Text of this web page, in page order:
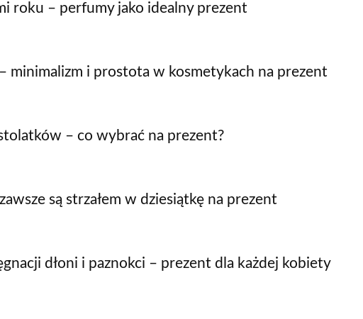
roku – perfumy jako idealny prezent
minimalizm i prostota w kosmetykach na prezent
– co wybrać na prezent?
są strzałem w dziesiątkę na prezent
dłoni i paznokci – prezent dla każdej kobiety